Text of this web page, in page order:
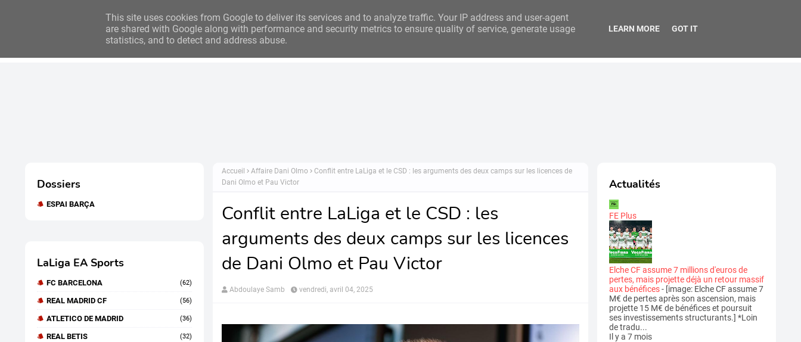
Accueil Actualités Analyse
Dossiers
ESPAI BARÇA
LaLiga EA Sports
FC BARCELONA (62)
REAL MADRID CF (56)
ATLETICO DE MADRID (36)
REAL BETIS (32)
Accueil Affaire Dani Olmo
Conflit entre LaLiga et le CSD : les arguments des deux camps sur les licences de
Dani Olmo et Pau Victor
Conflit entre LaLiga et le CSD : les
arguments des deux camps sur les licences
de Dani Olmo et Pau Victor
Abdoulaye Samb vendredi, avril 04, 2025
Actualités
FE Plus
Elche CF assume 7 millions d'euros de
pertes, mais projette déjà un retour massif
aux bénéfices- [image: Elche CF assume 7
M€ de pertes après son ascension, mais
projette 15 M€ de bénéfices et poursuit
ses investissements structurants.] *Loin
de tradu...
Il y a 7 mois
This site uses cookies from Google to deliver its services and to analyze traffic. Your IP address and user-agent
are shared with Google along with performance and security metrics to ensure quality of service, generate usage
statistics, and to detect and address abuse.
LEARN MORE GOT IT